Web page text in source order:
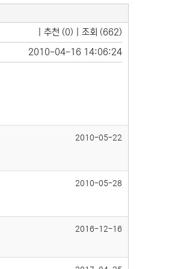
| 추천 (0) | 조회 (662)
2010-04-16 14:06:24
2010-05-22
2010-05-28
2016-12-16